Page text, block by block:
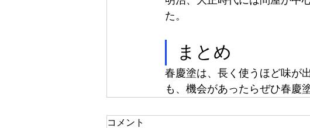
た。
まとめ
春慶塗は、長く使うほど味が
も、機会があったらぜひ春慶
コメント